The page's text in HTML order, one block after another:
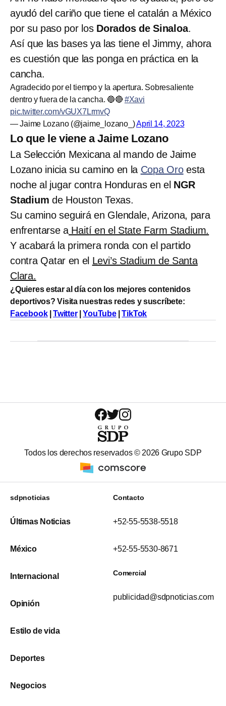
ayudó del cariño que tiene el catalán a México
por su paso por los Dorados de Sinaloa.
Así que las bases ya las tiene el Jimmy, ahora
es cuestión que las ponga en práctica en la
cancha.
Agradecido por el tiempo y la apertura. Sobresaliente
dentro y fuera de la cancha. 🔵🔴 #Xavi
pic.twitter.com/vGUX7LrmvQ
— Jaime Lozano (@jaime_lozano_)April 14, 2023
Lo que le viene a Jaime Lozano
La Selección Mexicana al mando de Jaime
Lozano inicia su camino en la Copa Oroesta
noche al jugar contra Honduras en el NGR
Stadium de Houston Texas.
Su camino seguirá en Glendale, Arizona, para
enfrentarse a Haití en el State Farm Stadium.
Y acabará la primera ronda con el partido
contra Qatar en el Levi’s Stadium de Santa
Clara.
¿Quieres estar al día con los mejores contenidos
deportivos? Visita nuestras redes y suscríbete:
Facebook|Twitter|YouTube|TikTok
Todos los derechos reservados © 2026 Grupo SDP
sdpnoticias
Últimas Noticias
México
Internacional
Opinión
Estilo de vida
Deportes
Negocios
Contacto
+52-55-5538-5518
+52-55-5530-8671
Comercial
publicidad@sdpnoticias.com